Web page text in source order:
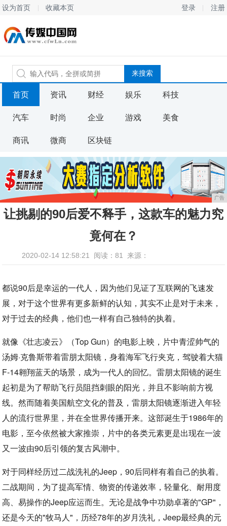
设为首页 收藏本页 登录 注册
首页 资讯 财经 娱乐 科技
汽车 时尚 企业 游戏 美食
商讯 微商 区块链
广告
让挑剔的90后爱不释手，这款车的魅力究
竟何在？
2020-02-14 12:58:21 阅读：81 来源：
都说90后是幸运的一代人，因为他们见证了互联网的飞速发
展，对于这个世界有更多新鲜的认知，其实不止是对于未来，
对于过去的经典，他们也一样有自己独特的执着。
就像《壮志凌云》（Top Gun）的电影上映，片中青涩帅气的
汤姆·克鲁斯带着雷朋太阳镜，身着海军飞行夹克，驾驶着大猫
F-14翱翔蓝天的场景，成为一代人的回忆。雷朋太阳镜的诞生
起初是为了帮助飞行员阻挡刺眼的阳光，并且不影响前方视
线。然而随着美国航空文化的普及，雷朋太阳镜逐渐进入年轻
人的流行世界里，并在全世界传播开来。这部诞生于1986年的
电影，至今依然被大家推崇，片中的各类元素更是出现在一波
又一波由90后引领的复古风潮中。
对于同样经历过二战洗礼的Jeep，90后同样有着自己的执着。
二战期间，为了提高军情、物资的传递效率，轻量化、耐用度
高、易操作的Jeep应运而生。无论是战争中功勋卓著的"GP"，
还是今天的"牧马人"，历经78年的岁月洗礼，Jeep最经典的元